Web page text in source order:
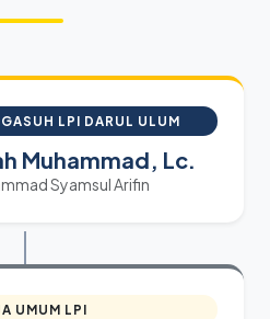
LPI DARUL ULUM
Muhammad, Lc.
Syamsul Arifin
UMUM LPI